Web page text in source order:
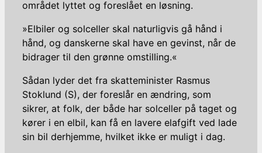
området lyttet og foreslået en løsning.
»Elbiler og solceller skal naturligvis gå hånd i
hånd, og danskerne skal have en gevinst, når de
bidrager til den grønne omstilling.«
Sådan lyder det fra skatteminister Rasmus
Stoklund (S), der foreslår en ændring, som
sikrer, at folk, der både har solceller på taget og
kører i en elbil, kan få en lavere elafgift ved lade
sin bil derhjemme, hvilket ikke er muligt i dag.